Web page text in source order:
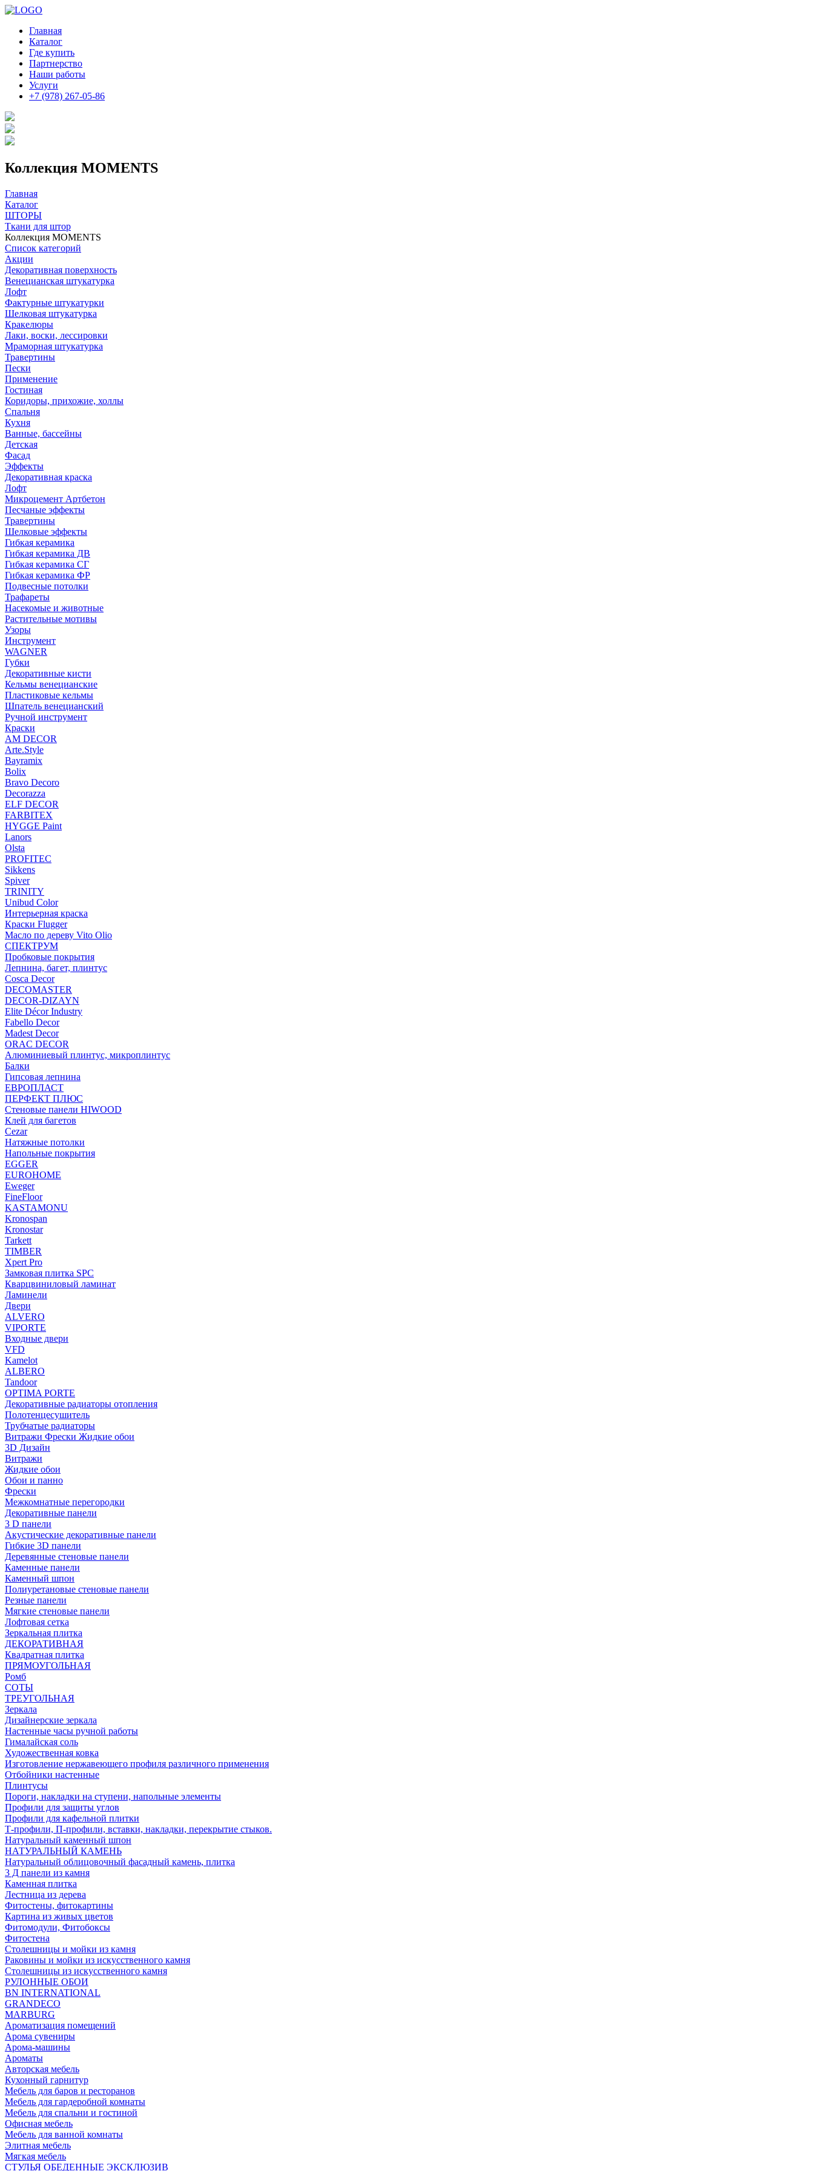
Главная
Каталог
Где купить
Партнерство
Наши работы
Услуги
+7 (978) 267-05-86
Коллекция MOMENTS
Главная
Каталог
ШТОРЫ
Ткани для штор
Коллекция MOMENTS
Список категорий
Акции
Декоративная поверхность
Венецианская штукатурка
Лофт
Фактурные штукатурки
Шелковая штукатурка
Кракелюры
Лаки, воски, лессировки
Мраморная штукатурка
Травертины
Пески
Применение
Гостиная
Коридоры, прихожие, холлы
Спальня
Кухня
Ванные, бассейны
Детская
Фасад
Эффекты
Декоративная краска
Лофт
Микроцемент Артбетон
Песчаные эффекты
Травертины
Шелковые эффекты
Гибкая керамика
Гибкая керамика ДВ
Гибкая керамика СГ
Гибкая керамика ФР
Подвесные потолки
Трафареты
Насекомые и животные
Растительные мотивы
Узоры
Инструмент
WAGNER
Губки
Декоративные кисти
Кельмы венецианские
Пластиковые кельмы
Шпатель венецианский
Ручной инструмент
Краски
AM DECOR
Arte.Style
Bayramix
Bolix
Bravo Decoro
Decorazza
ELF DECOR
FARBITEX
HYGGE Paint
Lanors
Olsta
PROFITEC
Sikkens
Spiver
TRINITY
Unibud Color
Интерьерная краска
Краски Flugger
Масло по дереву Vito Olio
СПЕКТРУМ
Пробковые покрытия
Лепнина, багет, плинтус
Cosca Decor
DECOMASTER
DECOR-DIZAYN
Elite Décor Industry
Fabello Decor
Madest Decor
ORAC DECOR
Алюминиевый плинтус, микроплинтус
Балки
Гипсовая лепнина
ЕВРОПЛАСТ
ПЕРФЕКТ ПЛЮС
Стеновые панели HIWOOD
Клей для багетов
Cezar
Натяжные потолки
Напольные покрытия
EGGER
EUROHOME
Eweger
FineFloor
KASTAMONU
Kronospan
Kronostar
Tarkett
TIMBER
Xpert Pro
Замковая плитка SPC
Кварцвиниловый ламинат
Ламинели
Двери
ALVERO
VIPORTE
Входные двери
VFD
Kamelot
ALBERO
Tandoor
OPTIMA PORTE
Декоративные радиаторы отопления
Полотенцесушитель
Трубчатые радиаторы
Витражи Фрески Жидкие обои
3D Дизайн
Витражи
Жидкие обои
Обои и панно
Фрески
Межкомнатные перегородки
Декоративные панели
3 D панели
Акустические декоративные панели
Гибкие 3D панели
Деревянные стеновые панели
Каменные панели
Каменный шпон
Полиуретановые стеновые панели
Резные панели
Мягкие стеновые панели
Лофтовая сетка
Зеркальная плитка
ДЕКОРАТИВНАЯ
Квадратная плитка
ПРЯМОУГОЛЬНАЯ
Ромб
СОТЫ
ТРЕУГОЛЬНАЯ
Зеркала
Дизайнерские зеркала
Настенные часы ручной работы
Гималайская соль
Художественная ковка
Изготовление нержавеющего профиля различного применения
Отбойники настенные
Плинтусы
Пороги, накладки на ступени, напольные элементы
Профили для защиты углов
Профили для кафельной плитки
Т-профили, П-профили, вставки, накладки, перекрытие стыков.
Натуральный каменный шпон
НАТУРАЛЬНЫЙ КАМЕНЬ
Натуральный облицовочный фасадный камень, плитка
3 Д панели из камня
Каменная плитка
Лестница из дерева
Фитостены, фитокартины
Картина из живых цветов
Фитомодули, Фитобоксы
Фитостена
Столешницы и мойки из камня
Раковины и мойки из искусственного камня
Столешницы из искусственного камня
РУЛОННЫЕ ОБОИ
BN INTERNATIONAL
GRANDECO
MARBURG
Ароматизация помещений
Арома сувениры
Арома-машины
Ароматы
Авторская мебель
Кухонный гарнитур
Мебель для баров и ресторанов
Мебель для гардеробной комнаты
Мебель для спальни и гостиной
Офисная мебель
Мебель для ванной комнаты
Элитная мебель
Мягкая мебель
СТУЛЬЯ ОБЕДЕННЫЕ ЭКСКЛЮЗИВ